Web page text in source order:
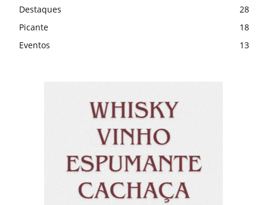
Destaques
28
Picante
18
Eventos
13